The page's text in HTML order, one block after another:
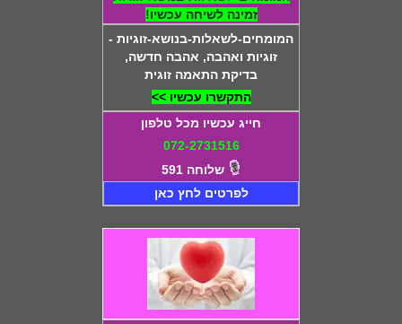
זמינה לשיחה עכשיו!
המומחים-לשאלות-בנושא-זוגיות -
זוגיות ואהבה, אהבה חדשה,
בדיקת התאמה זוגית
התקשרו עכשיו >>
חייג עכשיו מכל טלפון
072-2731516
שלוחה 591
לפרטים לחץ כאן